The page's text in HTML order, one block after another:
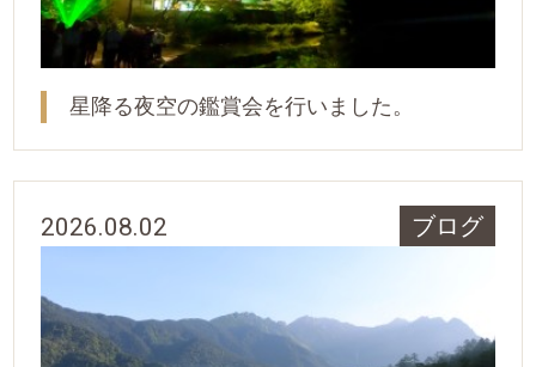
星降る夜空の鑑賞会を行いました。
2026.08.02 ブログ